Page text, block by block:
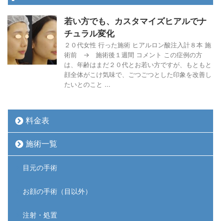
若い方でも、カスタマイズヒアルでナ
チュラル変化
２０代女性 行った施術 ヒアルロン酸注入計８本 施
術前 → 施術後１週間 コメント この症例の方
は、年齢はまだ２０代とお若い方ですが、もともと
顔全体がこけ気味で、ごつごつとした印象を改善し
たいとのこと ...
料金表
施術一覧
目元の手術
お顔の手術（目以外）
注射・処置